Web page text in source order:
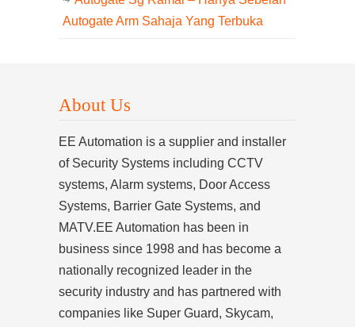
Autogate Arm Sahaja Yang Terbuka
About Us
EE Automation is a supplier and installer
of Security Systems including CCTV
systems, Alarm systems, Door Access
Systems, Barrier Gate Systems, and
MATV.EE Automation has been in
business since 1998 and has become a
nationally recognized leader in the
security industry and has partnered with
companies like Super Guard, Skycam,